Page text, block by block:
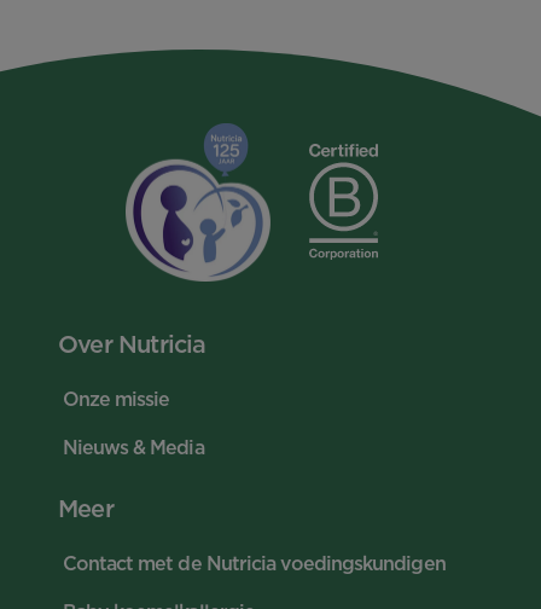
Over Nutricia
Onze missie
Nieuws & Media
Meer
Contact met de Nutricia voedingskundigen